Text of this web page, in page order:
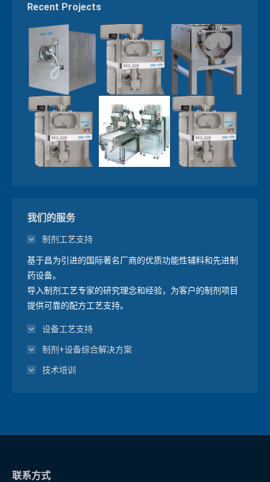
Recent Projects
我们的服务
制剂工艺支持
基于昌为引进的国际著名厂商的优质功能性辅料和先进制
药设备。
导入制剂工艺专家的研究理念和经验，为客户的制剂项目
提供可靠的配方工艺支持。
设备工艺支持
制剂+设备综合解决方案
技术培训
联系方式